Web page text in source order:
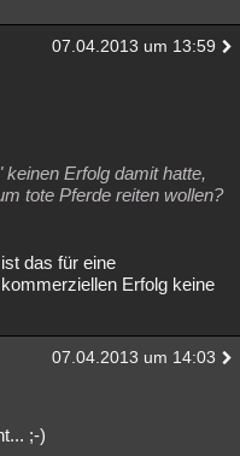
07.04.2013 um 13:59
Erfolg damit hatte,
tote Pferde reiten wollen?
das für eine
Erfolg keine
07.04.2013 um 14:03
;-)